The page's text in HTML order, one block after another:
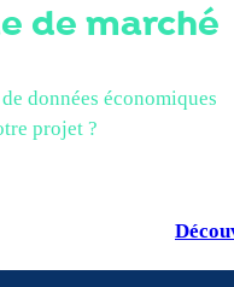
de marché
données économiques
projet ?